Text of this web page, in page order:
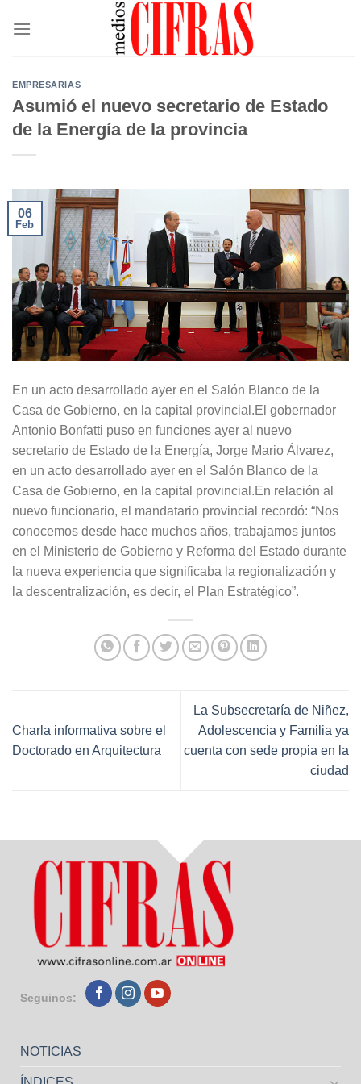
EMPRESARIAS
Asumió el nuevo secretario de Estado
de la Energía de la provincia
06
Feb
En un acto desarrollado ayer en el Salón Blanco de la
Casa de Gobierno, en la capital provincial.El gobernador
Antonio Bonfatti puso en funciones ayer al nuevo
secretario de Estado de la Energía, Jorge Mario Álvarez,
en un acto desarrollado ayer en el Salón Blanco de la
Casa de Gobierno, en la capital provincial.En relación al
nuevo funcionario, el mandatario provincial recordó: “Nos
conocemos desde hace muchos años, trabajamos juntos
en el Ministerio de Gobierno y Reforma del Estado durante
la nueva experiencia que significaba la regionalización y
la descentralización, es decir, el Plan Estratégico”.
Charla informativa sobre el
Doctorado en Arquitectura
La Subsecretaría de Niñez,
Adolescencia y Familia ya
cuenta con sede propia en la
ciudad
Seguinos:
NOTICIAS